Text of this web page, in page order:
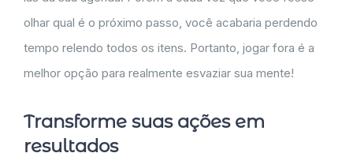
olhar qual é o próximo passo, você acabaria perdendo
tempo relendo todos os itens. Portanto, jogar fora é a
melhor opção para realmente esvaziar sua mente!
Transforme suas ações em
resultados